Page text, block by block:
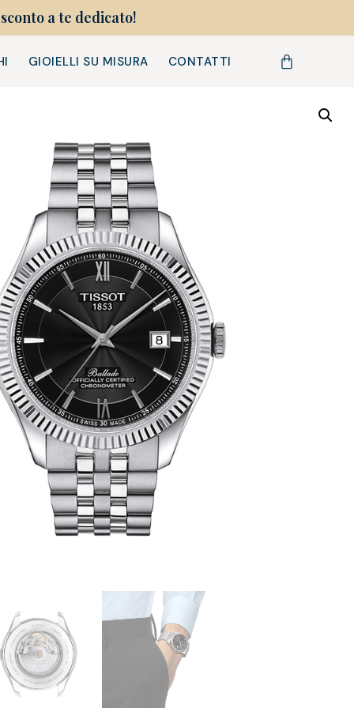
a te dedicato!
GIOIELLI SU MISURA CONTATTI